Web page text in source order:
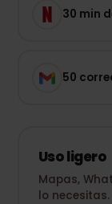
30 min
50
Uso ligero
Mapas,
lo necesitas.